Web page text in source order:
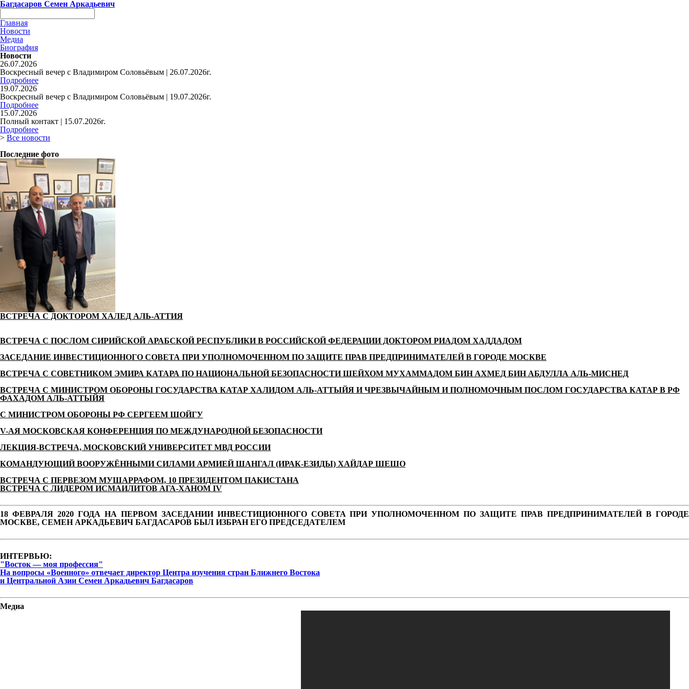
Багдасаров Семен Аркадьевич
Главная
Новости
Медиа
Биография
Новости
26.07.2026
Воскресный вечер с Владимиром Соловьёвым | 26.07.2026г.
Подробнее
19.07.2026
Воскресный вечер с Владимиром Соловьёвым | 19.07.2026г.
Подробнее
15.07.2026
Полный контакт | 15.07.2026г.
Подробнее
> Все новости
Последние фото
ВСТРЕЧА С ДОКТОРОМ ХАЛЕД АЛЬ-АТТИЯ
ВСТРЕЧА С ПОСЛОМ СИРИЙСКОЙ АРАБСКОЙ РЕСПУБЛИКИ В РОССИЙСКОЙ ФЕДЕРАЦИИ ДОКТОРОМ РИАДОМ ХАДДАДОМ
ЗАСЕДАНИЕ ИНВЕСТИЦИОННОГО СОВЕТА ПРИ УПОЛНОМОЧЕННОМ ПО ЗАЩИТЕ ПРАВ ПРЕДПРИНИМАТЕЛЕЙ В ГОРОДЕ МОСКВЕ
ВСТРЕЧА С СОВЕТНИКОМ ЭМИРА КАТАРА ПО НАЦИОНАЛЬНОЙ БЕЗОПАСНОСТИ ШЕЙХОМ МУХАММАДОМ БИН АХМЕД БИН АБДУЛЛА АЛЬ-МИСНЕД
ВСТРЕЧА С МИНИСТРОМ ОБОРОНЫ ГОСУДАРСТВА КАТАР ХАЛИДОМ АЛЬ-АТТЫЙЯ И ЧРЕЗВЫЧАЙНЫМ И ПОЛНОМОЧНЫМ ПОСЛОМ ГОСУДАРСТВА КАТАР В РФ
ФАХАДОМ АЛЬ-АТТЫЙЯ
С МИНИСТРОМ ОБОРОНЫ РФ СЕРГЕЕМ ШОЙГУ
V-АЯ МОСКОВСКАЯ КОНФЕРЕНЦИЯ ПО МЕЖДУНАРОДНОЙ БЕЗОПАСНОСТИ
ЛЕКЦИЯ-ВСТРЕЧА, МОСКОВСКИЙ УНИВЕРСИТЕТ МВД РОССИИ
КОМАНДУЮЩИЙ ВООРУЖЁННЫМИ СИЛАМИ АРМИЕЙ ШАНГАЛ (ИРАК-ЕЗИДЫ) ХАЙДАР ШЕШО
ВСТРЕЧА С ПЕРВЕЗОМ МУШАРРАФОМ, 10 ПРЕЗИДЕНТОМ ПАКИСТАНА
ВСТРЕЧА С ЛИДЕРОМ ИСМАИЛИТОВ АГА-ХАНОМ IV
18 ФЕВРАЛЯ 2020 ГОДА НА ПЕРВОМ ЗАСЕДАНИИ ИНВЕСТИЦИОННОГО СОВЕТА ПРИ УПОЛНОМОЧЕННОМ ПО ЗАЩИТЕ ПРАВ ПРЕДПРИНИМАТЕЛЕЙ В ГОРОДЕ
МОСКВЕ, СЕМЕН АРКАДЬЕВИЧ БАГДАСАРОВ БЫЛ ИЗБРАН ЕГО ПРЕДСЕДАТЕЛЕМ
ИНТЕРВЬЮ:
"Восток — моя профессия"
На вопросы «Военного» отвечает директор Центра изучения стран Ближнего Востока
и Центральной Азии Семен Аркадьевич Багдасаров
Медиа